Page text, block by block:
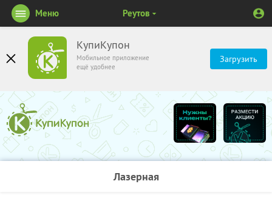
КупиКупон
Мобильное приложение
ещё удобнее
Загрузить
Меню Реутов
Лазерная